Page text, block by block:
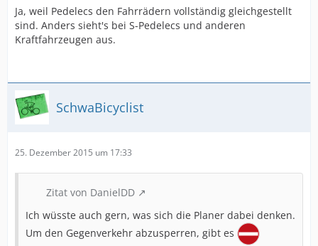
Ja, weil Pedelecs den Fahrrädern vollständig gleichgestellt
sind. Anders sieht's bei S-Pedelecs und anderen
Kraftfahrzeugen aus.
SchwaBicyclist
25. Dezember 2015 um 17:33
Zitat von DanielDD
Ich wüsste auch gern, was sich die Planer dabei denken.
Um den Gegenverkehr abzusperren, gibt es